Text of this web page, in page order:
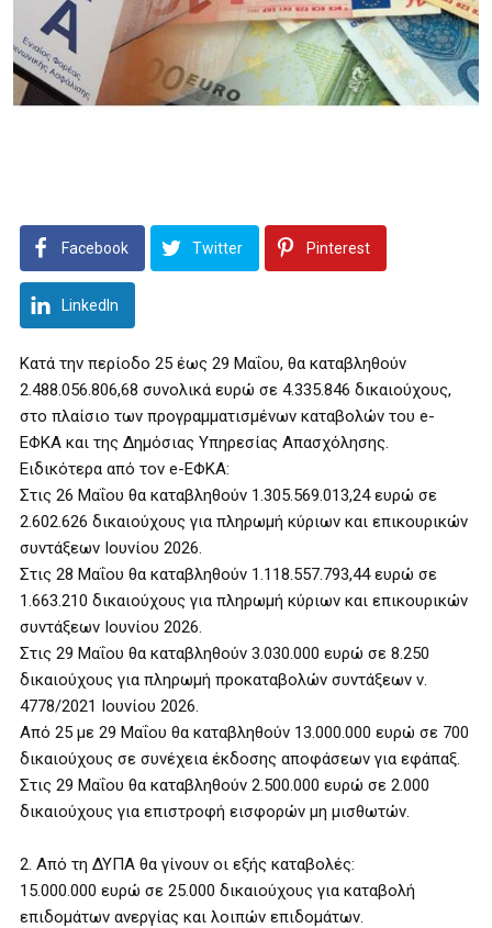
Facebook Twitter Pinterest
LinkedIn
Κατά την περίοδο 25 έως 29 Μαΐου, θα καταβληθούν
2.488.056.806,68 συνολικά ευρώ σε 4.335.846 δικαιούχους,
στο πλαίσιο των προγραμματισμένων καταβολών του e-
ΕΦΚΑ και της Δημόσιας Υπηρεσίας Απασχόλησης.
Ειδικότερα από τον e-ΕΦΚΑ:
Στις 26 Μαΐου θα καταβληθούν 1.305.569.013,24 ευρώ σε
2.602.626 δικαιούχους για πληρωμή κύριων και επικουρικών
συντάξεων Ιουνίου 2026.
Στις 28 Μαΐου θα καταβληθούν 1.118.557.793,44 ευρώ σε
1.663.210 δικαιούχους για πληρωμή κύριων και επικουρικών
συντάξεων Ιουνίου 2026.
Στις 29 Μαΐου θα καταβληθούν 3.030.000 ευρώ σε 8.250
δικαιούχους για πληρωμή προκαταβολών συντάξεων ν.
4778/2021 Ιουνίου 2026.
Από 25 με 29 Μαΐου θα καταβληθούν 13.000.000 ευρώ σε 700
δικαιούχους σε συνέχεια έκδοσης αποφάσεων για εφάπαξ.
Στις 29 Μαΐου θα καταβληθούν 2.500.000 ευρώ σε 2.000
δικαιούχους για επιστροφή εισφορών μη μισθωτών.
2. Από τη ΔΥΠΑ θα γίνουν οι εξής καταβολές:
15.000.000 ευρώ σε 25.000 δικαιούχους για καταβολή
επιδομάτων ανεργίας και λοιπών επιδομάτων.